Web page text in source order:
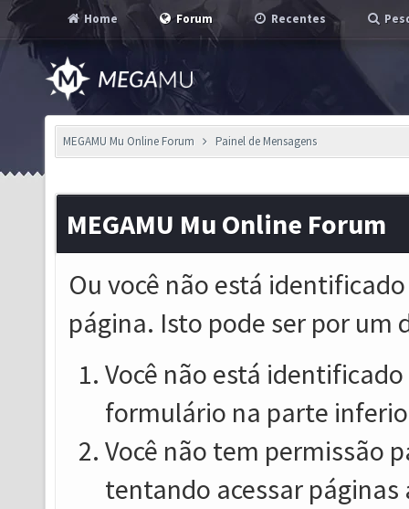
Home Forum Recentes
MEGAMU Mu Online Forum Painel de Mensagens
MEGAMU Mu Online Forum
Ou você não está
página. Isto pode ser por um
Você não está
formulário na parte
Você não tem permissão
tentando acessar